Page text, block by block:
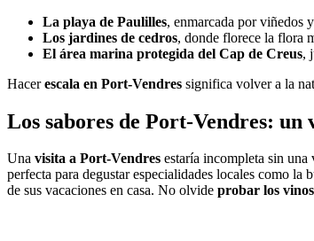
La playa de Paulilles, enmarcada por viñedos
Los jardines de cedros, donde florece la flora
El área marina protegida del Cap de Creus,
Hacerescala en Port-Vendres significa volver a la
Los sabores de Port-Vendres: un
Una visita a Port-Vendres estaría incompleta sin una
perfecta para degustar especialidades locales como la
de sus vacaciones en casa. No olvide probar los